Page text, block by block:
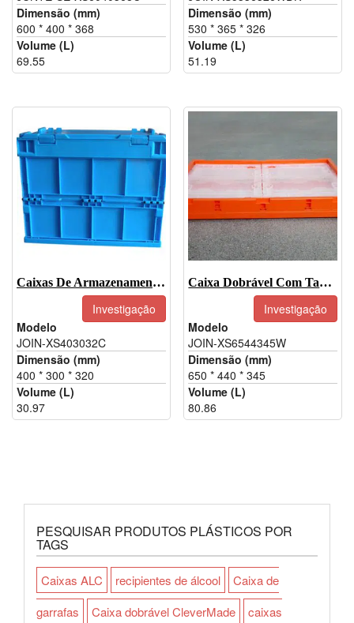
Dimensão (mm)
600 * 400 * 368
Volume (L)
69.55
Dimensão (mm)
530 * 365 * 326
Volume (L)
51.19
Caixas De Armazenamento Dobráveis-JOIN-XS403032C
Investigação
Modelo
JOIN-XS403032C
Dimensão (mm)
400 * 300 * 320
Volume (L)
30.97
Caixa Dobrável Com Tampa-JOIN-XS6544345W
Investigação
Modelo
JOIN-XS6544345W
Dimensão (mm)
650 * 440 * 345
Volume (L)
80.86
PESQUISAR PRODUTOS PLÁSTICOS POR
TAGS
Caixas ALC recipientes de álcool
Caixa de
garrafas
Caixa dobrável CleverMade
caixas